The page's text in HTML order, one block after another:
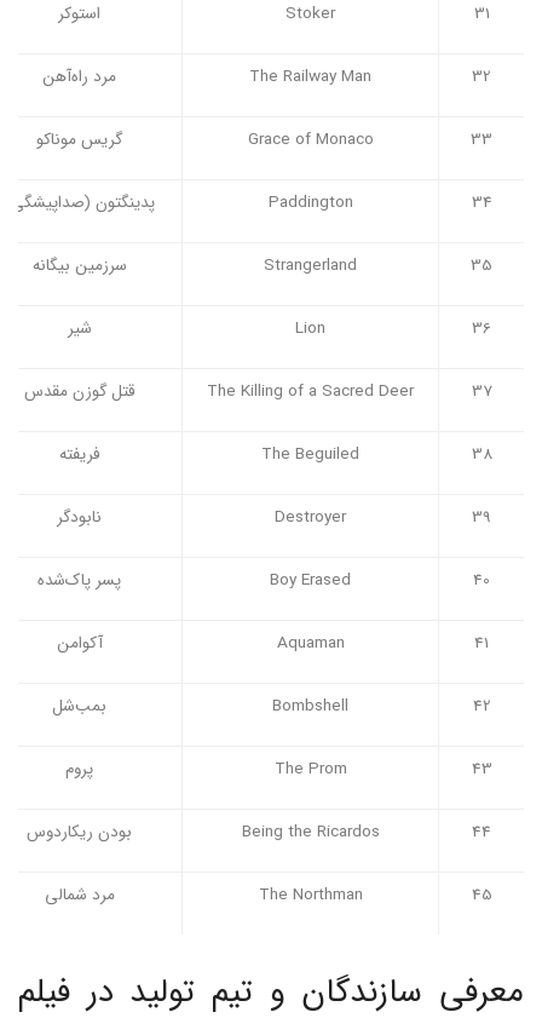
31
Stoker استوکر
32
The Railway Man مرد راه‌آهن
33
Grace of Monaco گریس موناکو
34
Paddington پدینگتون (صداپیشگی)
35
Strangerland سرزمین بیگانه
36
Lion شیر
37
The Killing of a Sacred Deer قتل گوزن مقدس
38
The Beguiled فریفته
39
Destroyer نابودگر
40
Boy Erased پسر پاک‌شده
41
Aquaman آکوامن
42
Bombshell بمب‌شل
43
The Prom پروم
44
Being the Ricardos بودن ریکاردوس
45
The Northman مرد شمالی
معرفی سازندگان و تیم تولید در فیلم